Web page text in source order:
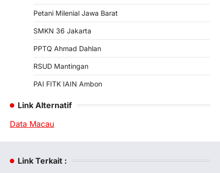
Petani Milenial Jawa Barat
SMKN 36 Jakarta
PPTQ Ahmad Dahlan
RSUD Mantingan
PAI FITK IAIN Ambon
Link Alternatif
Data Macau
Link Terkait :